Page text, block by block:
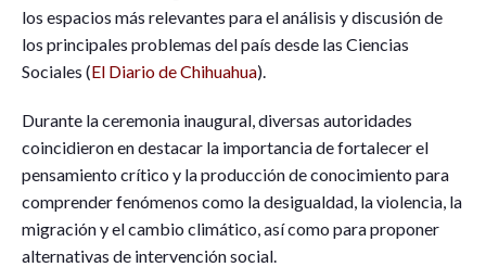
los espacios más relevantes para el análisis y discusión de
los principales problemas del país desde las Ciencias
Sociales (El Diario de Chihuahua).
Durante la ceremonia inaugural, diversas autoridades
coincidieron en destacar la importancia de fortalecer el
pensamiento crítico y la producción de conocimiento para
comprender fenómenos como la desigualdad, la violencia, la
migración y el cambio climático, así como para proponer
alternativas de intervención social.